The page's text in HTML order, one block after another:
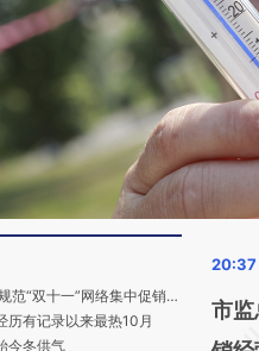
市监总局发合规提示 规范“双十一”网络集中促销经营活动
历有记录以来最热10月
今冬供气
请务
市监